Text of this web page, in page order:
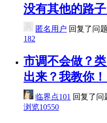
没有其他的路
匿名用户 回复了问题
182
市调不会做？
出来？我教你！
临界点101 回复了问
浏览10550